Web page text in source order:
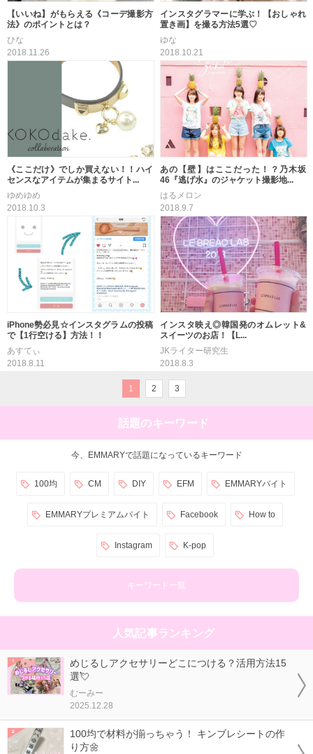
【いいね】がもらえる《コーデ撮影方
法》のポイントとは？
ひな
2018.11.26
インスタグラマーに学ぶ！【おしゃれ
置き画】を撮る方法5選♡
ゆな
2018.10.21
《ここだけ》でしか買えない！！ハイ
センスなアイテムが集まるサイト...
ゆめゆめ
2018.10.3
あの【壁】はここだった！？乃木坂
46『逃げ水』のジャケット撮影地...
はるメロン
2018.9.7
iPhone勢必見☆インスタグラムの投稿
で【1行空ける】方法！！
あすてぃ
2018.8.11
インスタ映え◎韓国発のオムレット&
スイーツのお店！【L...
JKライター研究生
2018.8.3
1 2 3
話題のキーワード
今、EMMARYで話題になっているキーワード
100均 CM DIY EFM EMMARYバイト
EMMARYプレミアムバイト Facebook How to
Instagram K-pop
キーワード一覧
人気記事ランキング
めじるしアクセサリーどこにつける？活用方法15
選💘
むーみー
2025.12.28
100均で材料が揃っちゃう！ キンブレシートの作
り方🌼